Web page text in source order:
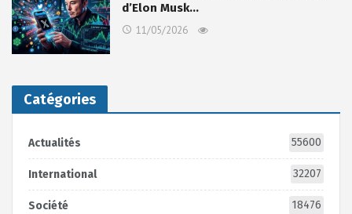
d’Elon Musk…
11/05/2026
Catégories
Actualités 55600
International 32207
Société 18476